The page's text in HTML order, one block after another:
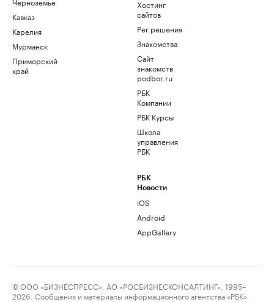
Кавказ
Карелия
Мурманск
Приморский
край
Хостинг
сайтов
Рег.решения
Знакомства
Сайт
знакомств
podbor.ru
РБК
Компании
РБК Курсы
Школа
управления
РБК
РБК
Новости
iOS
Android
AppGallery
© ООО «БИЗНЕСПРЕСС», АО «РОСБИЗНЕСКОНСАЛТИНГ», 1995–
2026. Сообщения и материалы информационного агентства «РБК»